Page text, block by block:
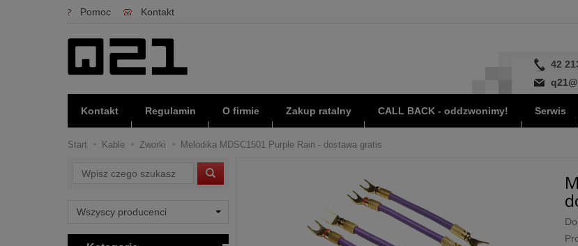
Pomoc Kontakt
42
Kontakt Regulamin O firmie Zakup ratalny CALL BACK - oddzwonimy! Serwis
Start Kable Zworki Melodika MDSC1501 Purple Rain - dostawa gratis
Wyszukaj